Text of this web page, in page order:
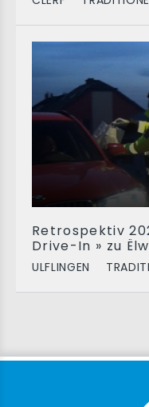
Retrospektiv
Drive-In » zu
ULFLINGEN